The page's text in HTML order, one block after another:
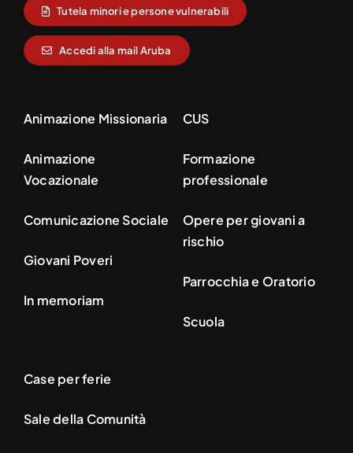
Tutela minori e persone vulnerabili
Accedi alla mail Aruba
Animazione Missionaria
Animazione
Vocazionale
Comunicazione Sociale
Giovani Poveri
In memoriam
CUS
Formazione
professionale
Opere per giovani a
rischio
Parrocchia e Oratorio
Scuola
Case per ferie
Sale della Comunità